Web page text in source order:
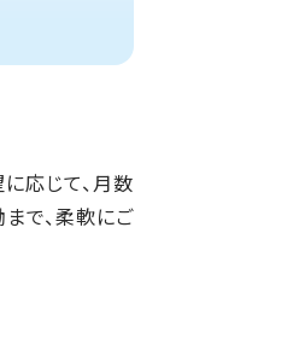
応じて、月数
で、柔軟にご